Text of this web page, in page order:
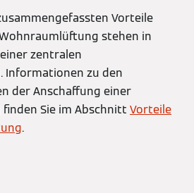
Vorteile
stehen in
zentralen
Informationen zu den
der Anschaffung einer
Sie im Abschnitt Vorteile
.